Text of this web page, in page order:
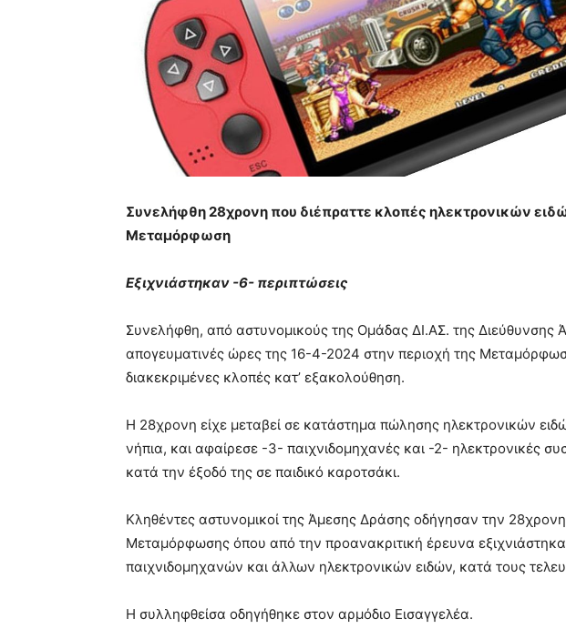
Συνελήφθη 28χρονη που διέπραττε κλοπές ηλεκτρονικών
Μεταμόρφωση
Εξιχνιάστηκαν -6- περιπτώσεις
Συνελήφθη, από αστυνομικούς της Ομάδας ΔΙ.ΑΣ. της Διεύθυνσης
απογευματινές ώρες της 16-4-2024 στην περιοχή της
διακεκριμένες κλοπές κατ’ εξακολούθηση.
Η 28χρονη είχε μεταβεί σε κατάστημα πώλησης ηλεκτρονικών
νήπια, και αφαίρεσε -3- παιχνιδομηχανές και -2- ηλεκτρονικές
κατά την έξοδό της σε παιδικό καροτσάκι.
Κληθέντες αστυνομικοί της Άμεσης Δράσης οδήγησαν την
Μεταμόρφωσης όπου από την προανακριτική έρευνα
παιχνιδομηχανών και άλλων ηλεκτρονικών ειδών, κατά τους
Η συλληφθείσα οδηγήθηκε στον αρμόδιο Εισαγγελέα.